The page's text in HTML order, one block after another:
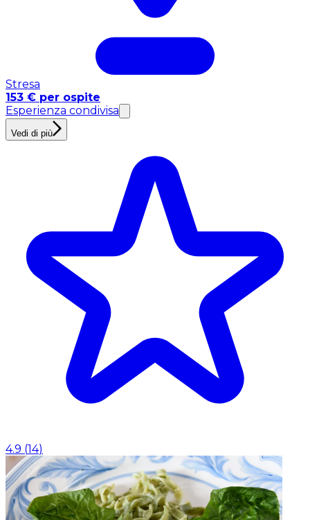
Stresa
153 € per ospite
Esperienza condivisa
Vedi di più
4.9 (14)